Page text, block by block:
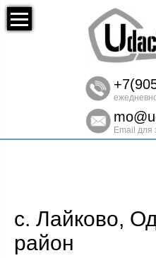
Email для
с. Лайково,
район